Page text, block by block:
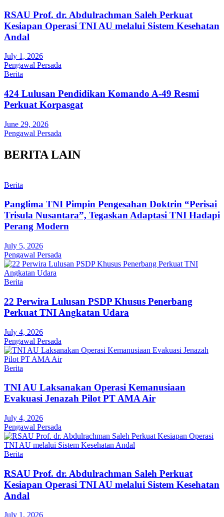
RSAU Prof. dr. Abdulrachman Saleh Perkuat
Kesiapan Operasi TNI AU melalui Sistem Kesehatan
Andal
July 1, 2026
Pengawal Persada
Berita
424 Lulusan Pendidikan Komando A-49 Resmi
Perkuat Korpasgat
June 29, 2026
Pengawal Persada
BERITA LAIN
Berita
Panglima TNI Pimpin Pengesahan Doktrin “Perisai
Trisula Nusantara”, Tegaskan Adaptasi TNI Hadapi
Perang Modern
July 5, 2026
Pengawal Persada
Berita
22 Perwira Lulusan PSDP Khusus Penerbang
Perkuat TNI Angkatan Udara
July 4, 2026
Pengawal Persada
Berita
TNI AU Laksanakan Operasi Kemanusiaan
Evakuasi Jenazah Pilot PT AMA Air
July 4, 2026
Pengawal Persada
Berita
RSAU Prof. dr. Abdulrachman Saleh Perkuat
Kesiapan Operasi TNI AU melalui Sistem Kesehatan
Andal
July 1, 2026